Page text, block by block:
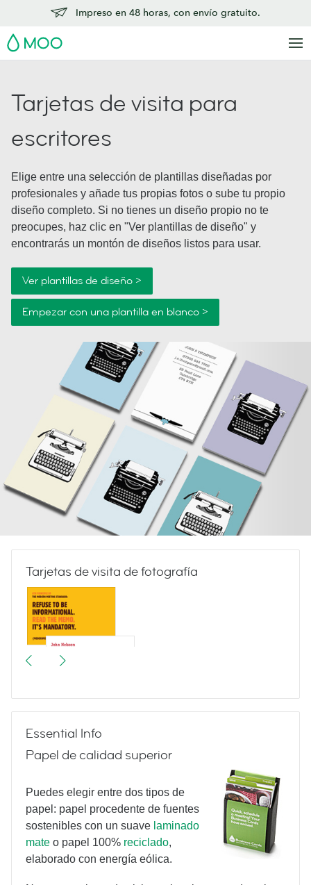
Impreso en 48 horas, con envío gratuito.
MOO
Tarjetas de visita para
escritores
Elige entre una selección de plantillas diseñadas por
profesionales y añade tus propias fotos o sube tu propio
diseño completo. Si no tienes un diseño propio no te
preocupes, haz clic en "Ver plantillas de diseño" y
encontrarás un montón de diseños listos para usar.
Ver plantillas de diseño >
Empezar con una plantilla en blanco >
Tarjetas de visita de fotografía
Meetings & More
More Vintage Typewriters
Essential Info
Papel de calidad superior
Puedes elegir entre dos tipos de
papel: papel procedente de fuentes
sostenibles con un suave laminado
mate o papel 100% reciclado,
elaborado con energía eólica.